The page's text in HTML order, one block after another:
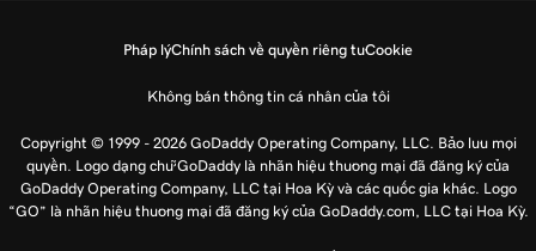
Pháp lýChính sách về quyền riêng tưCookie
Không bán thông tin cá nhân của tôi
Copyright © 1999 - 2026 GoDaddy Operating Company, LLC. Bảo lưu mọi
quyền. Logo dạng chữ GoDaddy là nhãn hiệu thương mại đã đăng ký của
GoDaddy Operating Company, LLC tại Hoa Kỳ và các quốc gia khác. Logo
“GO” là nhãn hiệu thương mại đã đăng ký của GoDaddy.com, LLC tại Hoa Kỳ.